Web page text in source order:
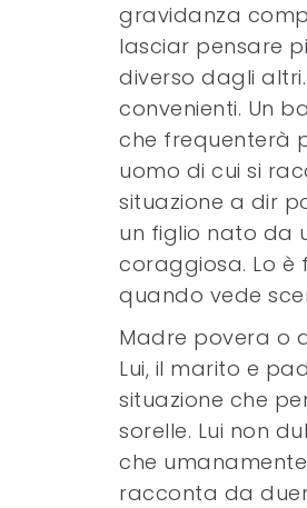
gravidanza
lasciar pensare
diverso dagli
convenienti. Un
che frequenterà
uomo di cui si
situazione a dir
un figlio nato da
coraggiosa. Lo è
quando vede
Madre povera o
Lui, il marito e
situazione che
sorelle. Lui non
che
racconta da